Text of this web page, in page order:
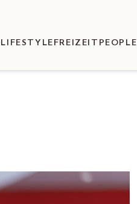
LIFESTYLE FREIZEIT PEOPLE